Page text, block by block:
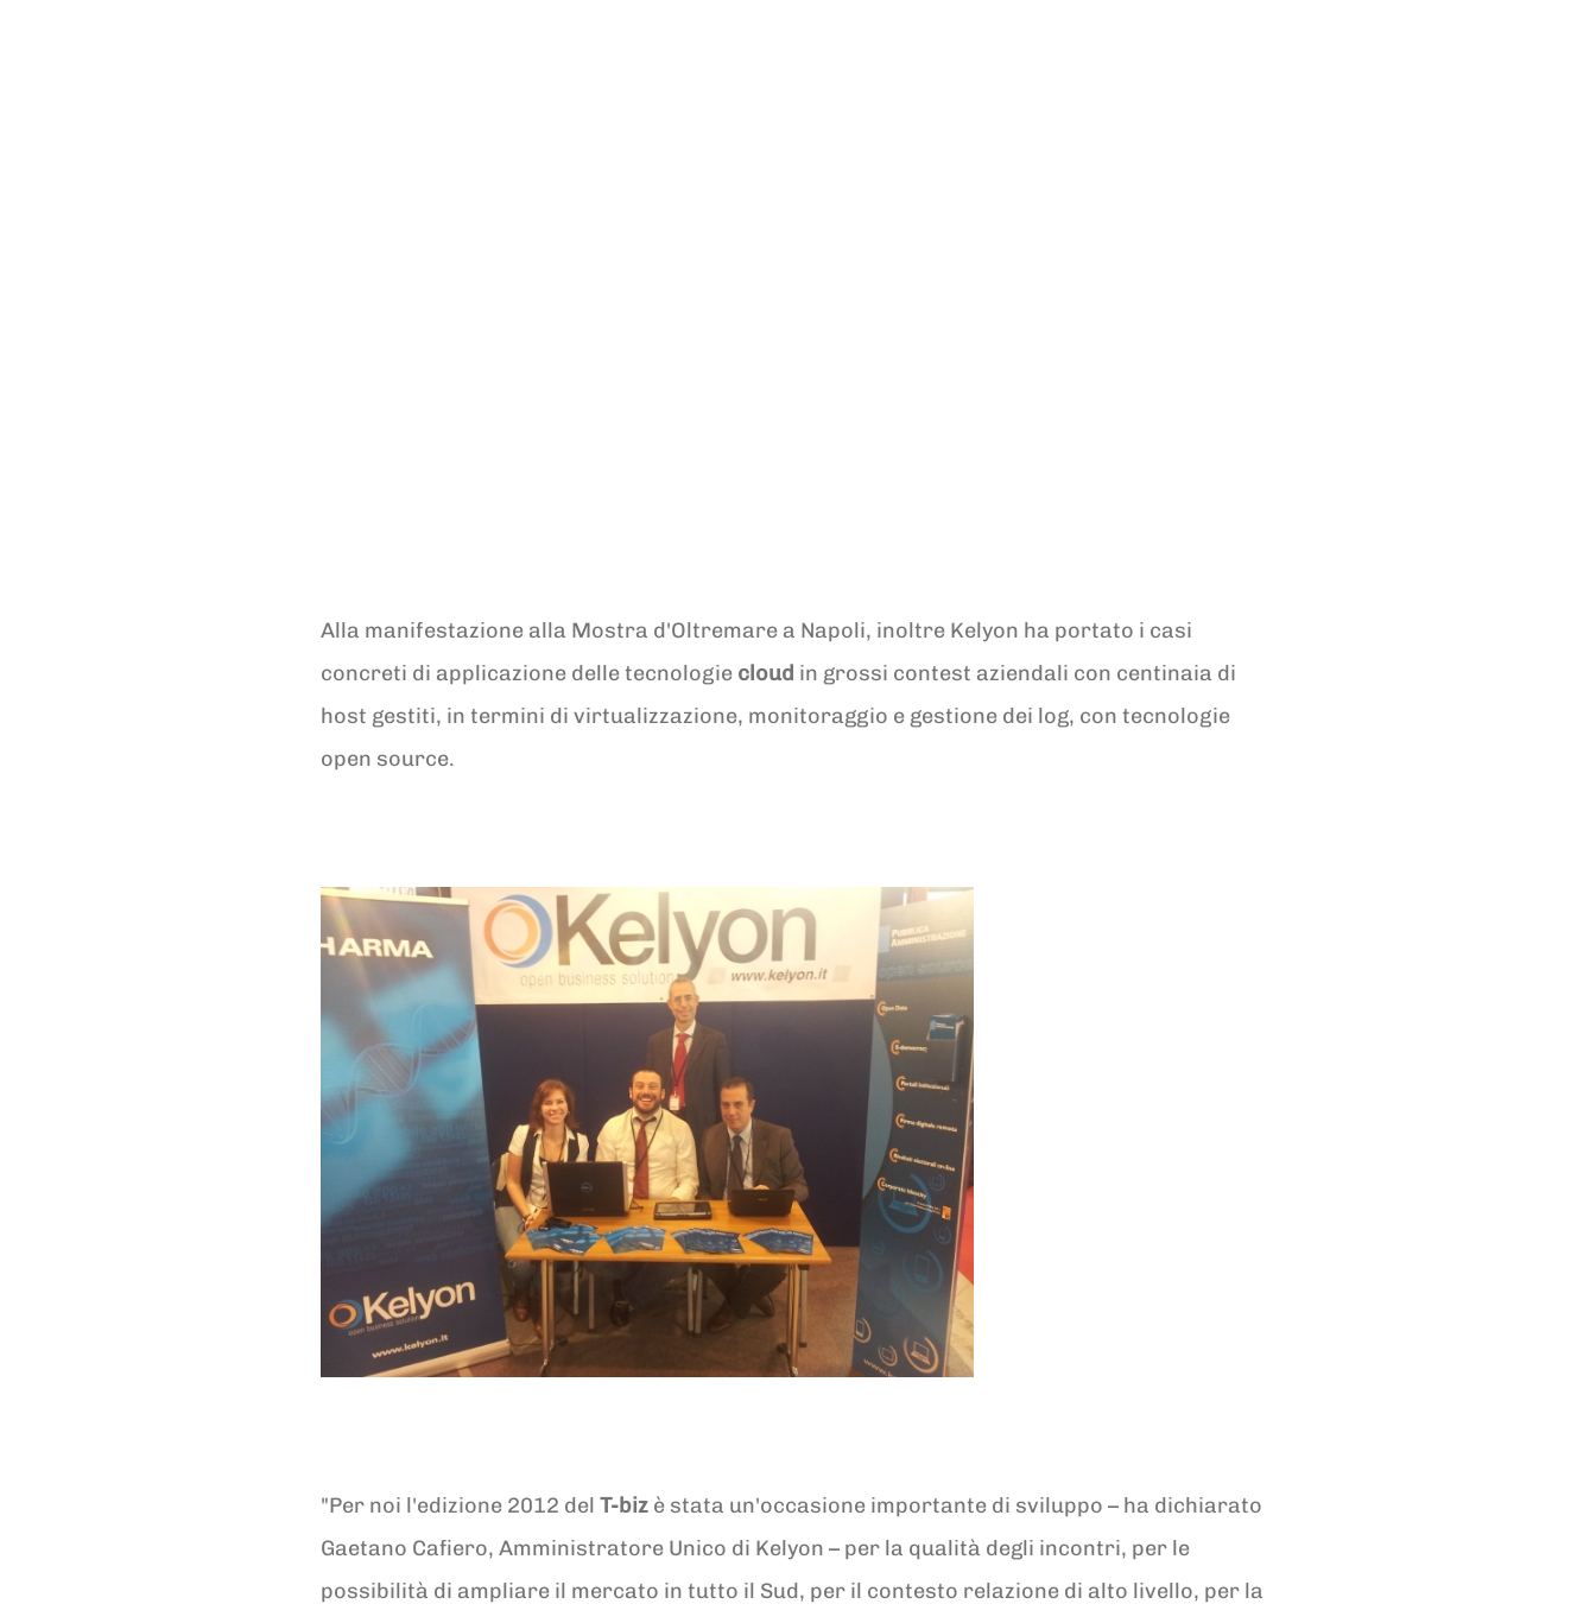
Alla manifestazione alla Mostra d'Oltremare a Napoli, inoltre Kelyon ha portato i casi
concreti di applicazione delle tecnologie cloud in grossi contest aziendali con centinaia di
host gestiti, in termini di virtualizzazione, monitoraggio e gestione dei log, con tecnologie
open source.
"Per noi l'edizione 2012 delT-biz è stata un'occasione importante di sviluppo – ha dichiarato
Gaetano Cafiero, Amministratore Unico di Kelyon – per la qualità degli incontri, per le
possibilità di ampliare il mercato in tutto il Sud, per il contesto relazione di alto livello, per la